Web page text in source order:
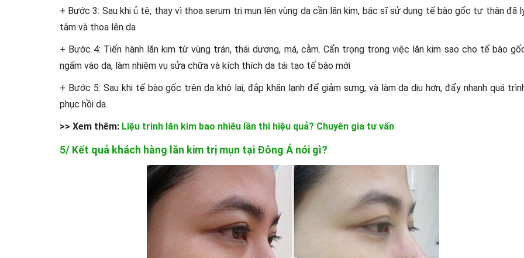
+ Bước 3: Sau khi ủ tê, thay vì thoa serum trị mụn lên vùng da cần lăn kim, bác sĩ sử dụng tế bào gốc tự thân đã
tâm và thoa lên da
+ Bước 4: Tiến hành lăn kim từ vùng trán, thái dương, má, cằm. Cẩn trọng trong việc lăn kim sao cho tế bào
ngấm vào da, làm nhiệm vụ sửa chữa và kích thích da tái tạo tế bào mới
+ Bước 5: Sau khi tế bào gốc trên da khô lại, đắp khăn lạnh để giảm sưng, và làm da dịu hơn, đẩy nhanh quá
phục hồi da.
>> Xem thêm: Liệu trình lăn kim bao nhiêu lần thì hiệu quả? Chuyên gia tư vấn
5/ Kết quả khách hàng lăn kim trị mụn tại Đông Á nói gì?